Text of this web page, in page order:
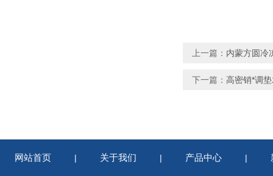
上一篇： 内蒙方圆冷
下一篇： 高密销*调
网站首页 | 关于我们 | 产品中心 |